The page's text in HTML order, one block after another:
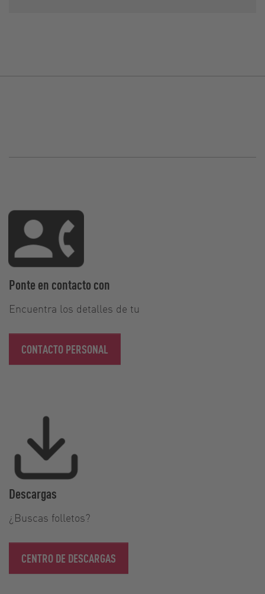
Ponte en contacto con
Encuentra los detalles de tu
CONTACTO PERSONAL
Descargas
¿Buscas folletos?
CENTRO DE DESCARGAS